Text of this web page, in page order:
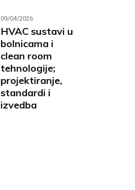
09/04/2026
HVAC sustavi u
bolnicama i
clean room
tehnologije;
projektiranje,
standardi i
izvedba